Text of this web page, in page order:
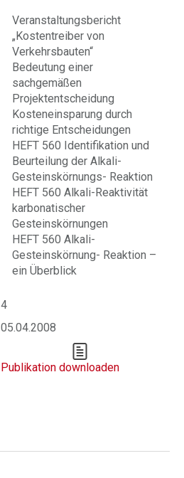
Veranstaltungsbericht
„Kostentreiber von
Verkehrsbauten“
Bedeutung einer
sachgemäßen
Projektentscheidung
Kosteneinsparung durch
richtige Entscheidungen
HEFT 560 Identifikation und
Beurteilung der Alkali-
Gesteinskörnungs- Reaktion
HEFT 560 Alkali-Reaktivität
karbonatischer
Gesteinskörnungen
HEFT 560 Alkali-
Gesteinskörnung- Reaktion –
ein Überblick
4
05.04.2008
Publikation downloaden